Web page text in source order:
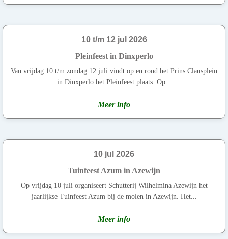
10 t/m 12 jul 2026
Pleinfeest in Dinxperlo
Van vrijdag 10 t/m zondag 12 juli vindt op en rond het Prins Clausplein
in Dinxperlo het Pleinfeest plaats. Op...
Meer info
10 jul 2026
Tuinfeest Azum in Azewijn
Op vrijdag 10 juli organiseert Schutterij Wilhelmina Azewijn het
jaarlijkse Tuinfeest Azum bij de molen in Azewijn. Het...
Meer info